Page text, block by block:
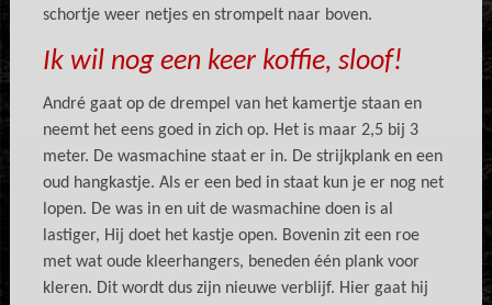
schortje weer netjes en strompelt naar boven.
Ik wil nog een keer koffie, sloof!
André gaat op de drempel van het kamertje staan en
neemt het eens goed in zich op. Het is maar 2,5 bij 3
meter. De wasmachine staat er in. De strijkplank en een
oud hangkastje. Als er een bed in staat kun je er nog net
lopen. De was in en uit de wasmachine doen is al
lastiger, Hij doet het kastje open. Bovenin zit een roe
met wat oude kleerhangers, beneden één plank voor
kleren. Dit wordt dus zijn nieuwe verblijf. Hier gaat hij